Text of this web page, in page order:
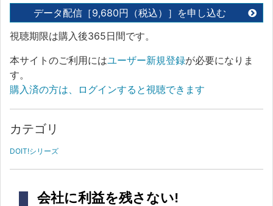
データ配信［9,680円（税込）］を申し込む
視聴期限は購入後365日間です。
本サイトのご利用にはユーザー新規登録が必要になりま
す。
購入済の方は、ログインすると視聴できます
カテゴリ
DOIT!シリーズ
会社に利益を残さない!